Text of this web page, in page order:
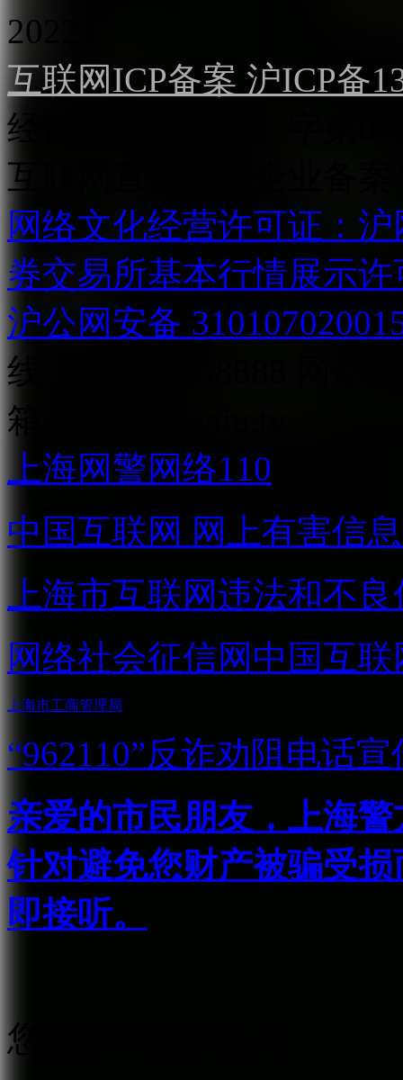
2022）
互联网ICP备案 沪ICP备
经营许可证（沪）字第
互联网直播服务企业备案
网络文化经营许可证：
券交易所基本行情展示许
沪公网安备
线：021-31268888
箱：
上海网警网络110
中国互联网 网上有害信
上海市互联网违法和不
网络社会征信网 中国互
上海市工商管理局
“962110”反诈劝阻电话宣
亲爱的市民朋友，上海
针对避免您财产被骗受
即接听。
您还未绑定手机号